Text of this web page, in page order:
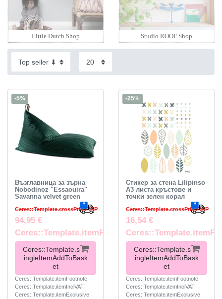
Little Dutch Shop Studio ROOF Shop
-5%
Възглавница за зърна
Nobodinoz "Essaouira"
Savanna velvet green
Ceres::Template.crossPriceRRP
94,95 €
Ceres::Template.itemFootnote
Ceres::Template.s
ingleItemAddToBask
et
Ceres::Template.itemFootnote
Ceres::Template.itemInclVAT
Ceres::Template.itemExclusive
-25%
Стикер за стена Lilipinso
A3 листа кръстове и
точки зелен корал
Ceres::Template.crossPriceRRP
16,54 €
Ceres::Template.s
ingleItemAddToBask
et
Ceres::Template.itemFootnote
Ceres::Template.itemInclVAT
Ceres::Template.itemExclusive